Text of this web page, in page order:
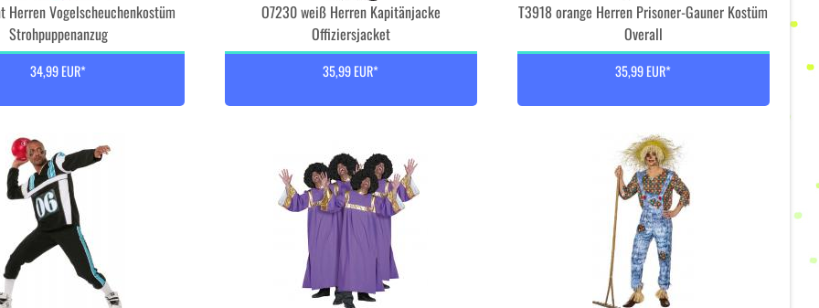
Herren Vogelscheuchenkostüm
Strohpuppenanzug
34,99 EUR*
O7230 weiß Herren Kapitänjacke
Offiziersjacket
35,99 EUR*
T3918 orange Herren Prisoner-Gauner Kostüm
Overall
35,99 EUR*